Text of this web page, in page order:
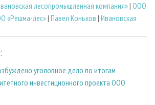
лесопромышленная компания»| ООО
«Решма-лес»| Павел Коньков | Ивановская
уголовное дело по итогам
инвестиционного проекта ООО